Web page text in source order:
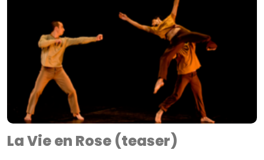
La Vie en Rose (teaser)